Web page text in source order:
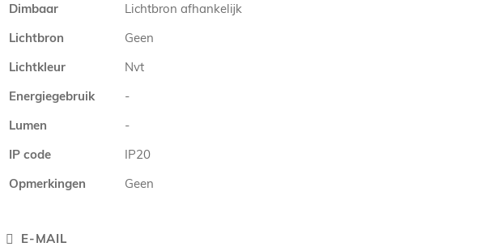
Dimbaar
Lichtbron afhankelijk
Lichtbron
Geen
Lichtkleur
Nvt
Energiegebruik
-
Lumen
-
IP code
IP20
Opmerkingen
Geen
E-MAIL